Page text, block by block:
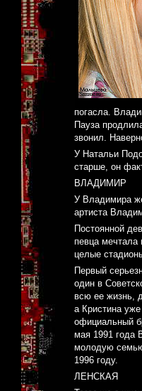
погасла.
Пауза
звонил.
У Натальи
старше, он
ВЛАДИМИР
У Владимира
артиста
Постоянной
певца
целые
Первый
один в
всю ее жизнь,
а Кристина
официальный
мая 1991 года
молодую
1996 году.
ЛЕНСКАЯ